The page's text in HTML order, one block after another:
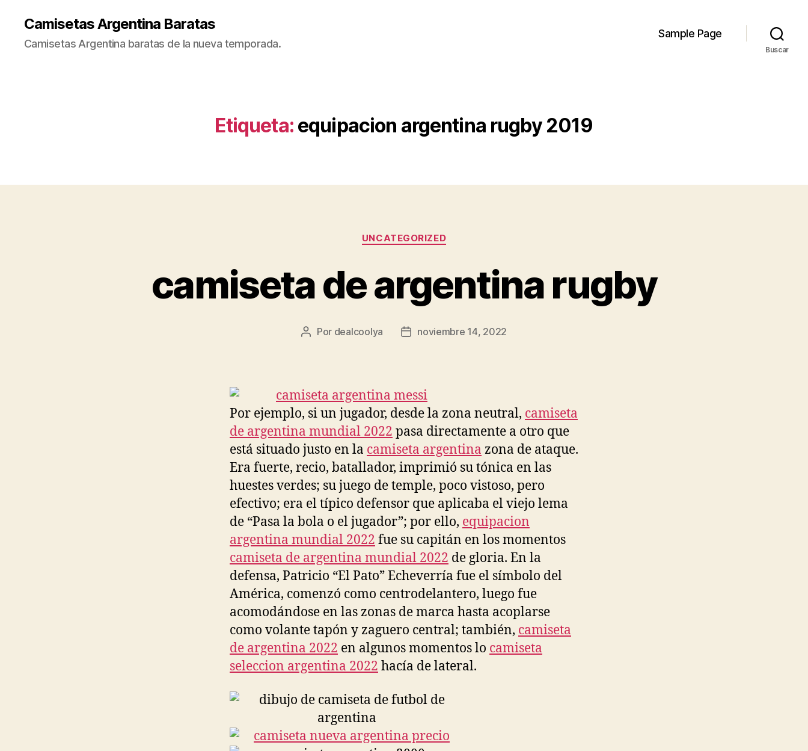
Camisetas Argentina Baratas
Camisetas Argentina baratas de la nueva temporada.
Sample Page
Buscar
Etiqueta: equipacion argentina rugby 2019
Categorías
UNCATEGORIZED
camiseta de argentina rugby
Autor
Por dealcoolya
Fechanoviembre 14, 2022
Por ejemplo, si un jugador, desde la zona neutral, camiseta
de argentina mundial 2022 pasa directamente a otro que
está situado justo en la camiseta argentina zona de ataque.
Era fuerte, recio, batallador, imprimió su tónica en las
huestes verdes; su juego de temple, poco vistoso, pero
efectivo; era el típico defensor que aplicaba el viejo lema
de “Pasa la bola o el jugador”; por ello, equipacion
argentina mundial 2022 fue su capitán en los momentos
camiseta de argentina mundial 2022 de gloria. En la
defensa, Patricio “El Pato” Echeverría fue el símbolo del
América, comenzó como centrodelantero, luego fue
acomodándose en las zonas de marca hasta acoplarse
como volante tapón y zaguero central; también, camiseta
de argentina 2022 en algunos momentos lo camiseta
seleccion argentina 2022 hacía de lateral.